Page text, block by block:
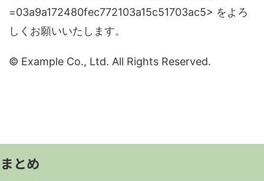
=03a9a172480fec772103a15c51703ac5> をよろ
しくお願いいたします。
© Example Co., Ltd. All Rights Reserved.
まとめ